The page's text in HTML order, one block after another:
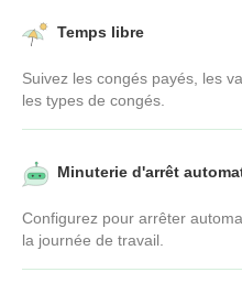
Temps libre
Suivez les congés payés, les
les types de congés.
Minuterie d'arrêt
Configurez pour arrêter
la journée de travail.